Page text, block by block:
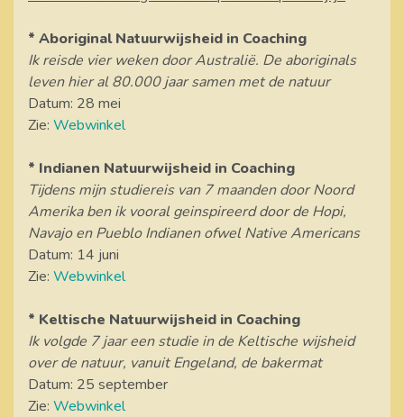
* Aboriginal Natuurwijsheid in Coaching
Ik reisde vier weken door Australië. De aboriginals
leven hier al 80.000 jaar samen met de natuur
Datum: 28 mei
Zie: Webwinkel
* Indianen Natuurwijsheid in Coaching
Tijdens mijn studiereis van 7 maanden door Noord
Amerika ben ik vooral geinspireerd door de Hopi,
Navajo en Pueblo Indianen ofwel Native Americans
Datum: 14 juni
Zie: Webwinkel
* Keltische Natuurwijsheid in Coaching
Ik volgde 7 jaar een studie in de Keltische wijsheid
over de natuur, vanuit Engeland, de bakermat
Datum: 25 september
Zie: Webwinkel